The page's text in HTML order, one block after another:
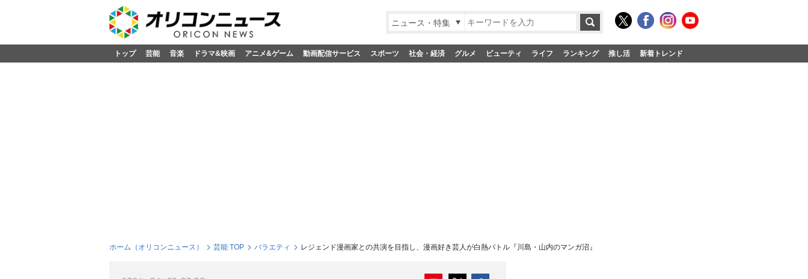
ニュース・特集
トップ 芸能 音楽 ドラマ&映画 アニメ&ゲーム 動画配信サービス スポーツ 社会・経済 グルメ ビューティ ライフ ランキング 推し活 新着トレンド
ホーム（オリコンニュース） 芸能 TOP バラエティ レジェンド漫画家との共演を目指し、漫画好き芸人が白熱バトル『川島・山内のマンガ沼』